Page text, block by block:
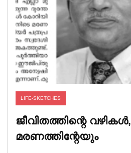
LIFE-SKETCHES
ജീവിതത്തിന്റെ വഴികൾ,
മരണത്തിന്റേയും